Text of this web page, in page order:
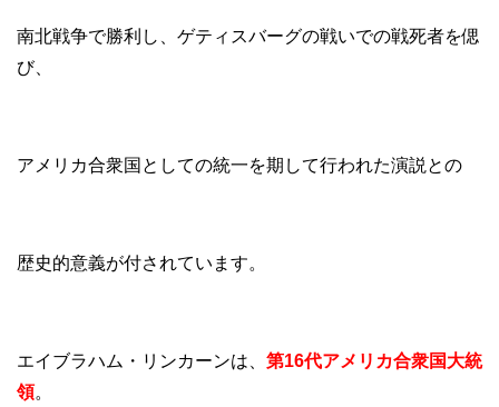
南北戦争で勝利し、ゲティスバーグの戦いでの戦死者を偲
び、
アメリカ合衆国としての統一を期して行われた演説との
歴史的意義が付されています。
エイブラハム・リンカーンは、 第16代アメリカ合衆国大統
領。